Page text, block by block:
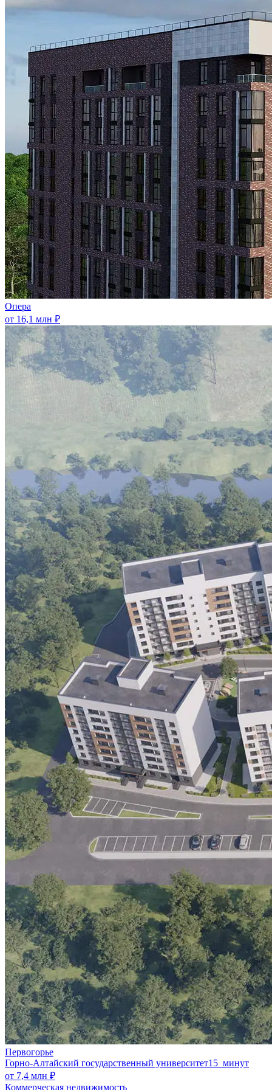
Опера
от 16,1 млн ₽
Первогорье
Горно-Алтайский государственный университет15 минут
от 7,4 млн ₽
Коммерческая недвижимость